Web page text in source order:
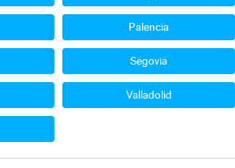
Palencia
Segovia
Valladolid